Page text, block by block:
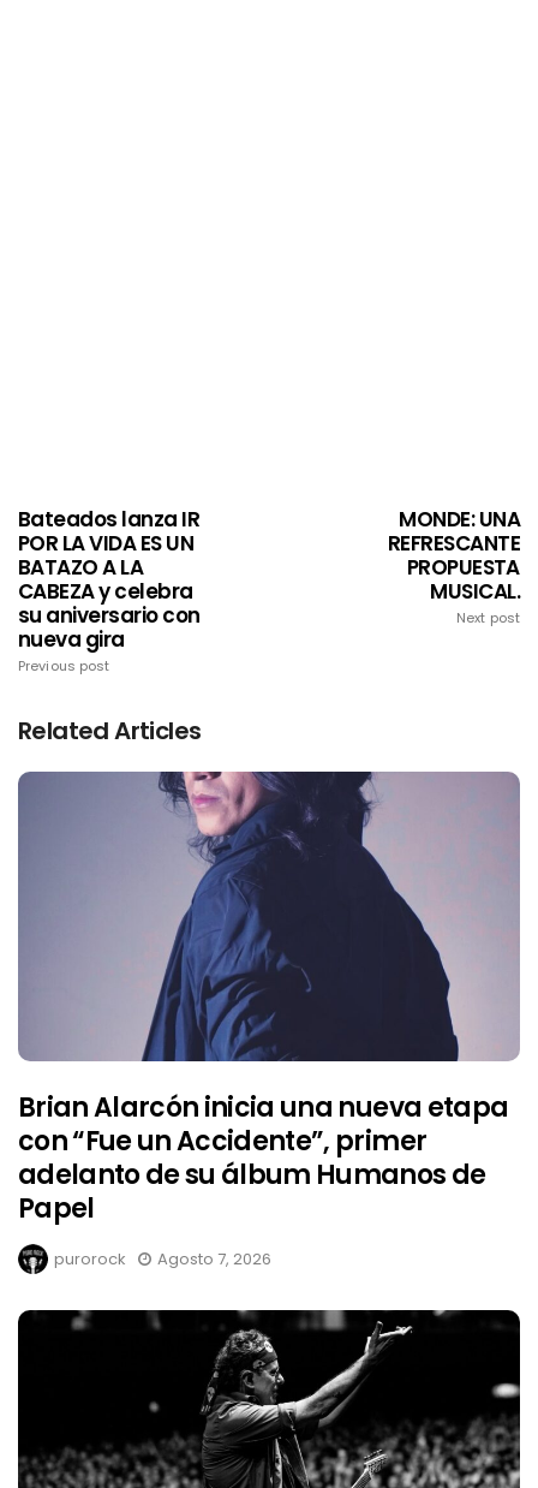
Bateados lanza IR
POR LA VIDA ES UN
BATAZO A LA
CABEZA y celebra
su aniversario con
nueva gira
Previous post
MONDE: UNA
REFRESCANTE
PROPUESTA
MUSICAL.
Next post
Related Articles
Brian Alarcón inicia una nueva etapa
con “Fue un Accidente”, primer
adelanto de su álbum Humanos de
Papel
purorock Agosto 7, 2026